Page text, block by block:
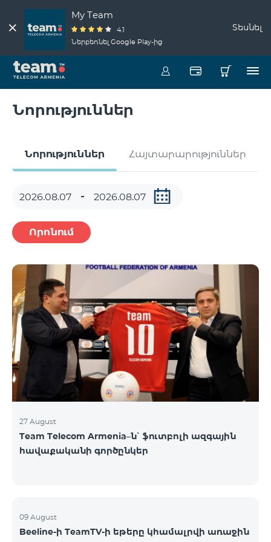
My Team
4.1
Ներբեռնել Google Play-ից
Տեսնել
Նորություններ
Նորություններ Հայտարարություններ
Որոնում
27 August
Team Telecom Armenia–ն՝ ֆուտբոլի ազգային
հավաքականի գործընկեր
09 August
Beeline-ի TeamTV-ի եթերը կհամալրվի առաջին